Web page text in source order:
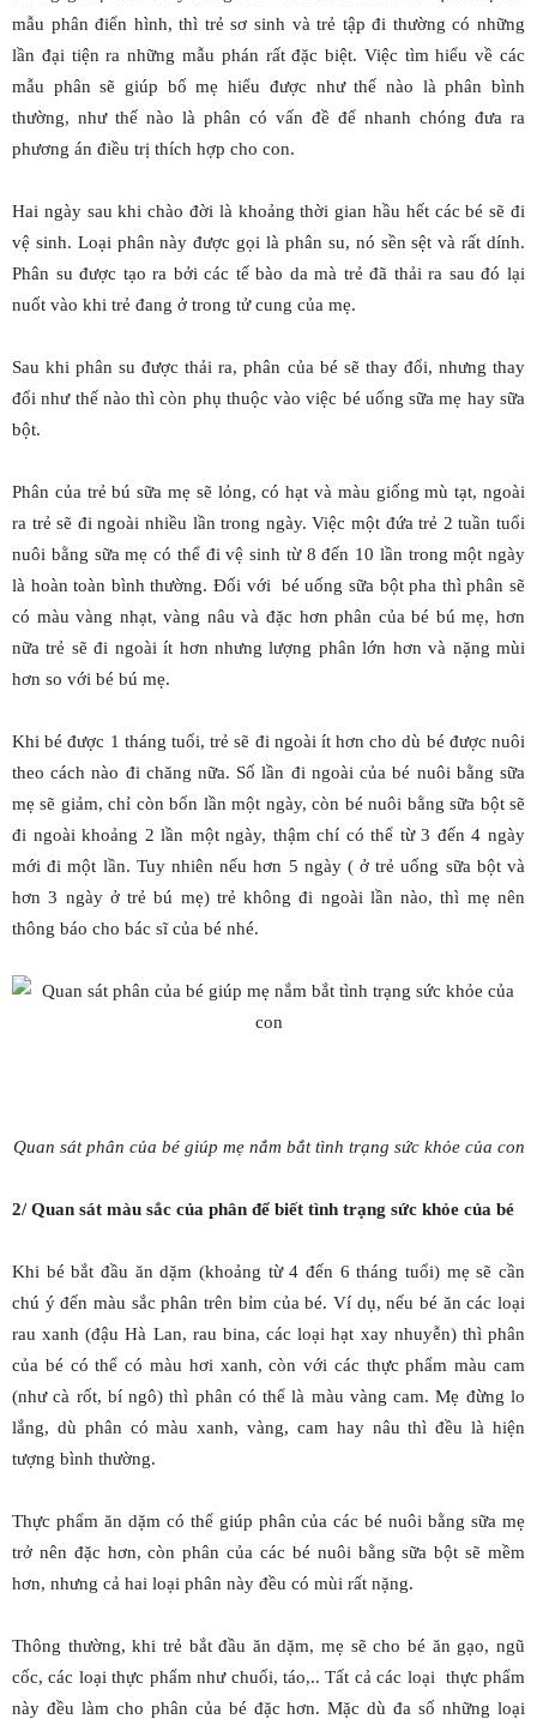
mẫu phân điển hình, thì trẻ sơ sinh và trẻ tập đi thường có những
lần đại tiện ra những mẫu phán rất đặc biệt. Việc tìm hiểu về các
mẫu phân sẽ giúp bố mẹ hiểu được như thế nào là phân bình
thường, như thế nào là phân có vấn đề để nhanh chóng đưa ra
phương án điều trị thích hợp cho con.
Hai ngày sau khi chào đời là khoảng thời gian hầu hết các bé sẽ đi
vệ sinh. Loại phân này được gọi là phân su, nó sền sệt và rất dính.
Phân su được tạo ra bởi các tế bào da mà trẻ đã thải ra sau đó lại
nuốt vào khi trẻ đang ở trong tử cung của mẹ.
Sau khi phân su được thải ra, phân của bé sẽ thay đổi, nhưng thay
đổi như thế nào thì còn phụ thuộc vào việc bé uống sữa mẹ hay sữa
bột.
Phân của trẻ bú sữa mẹ sẽ lỏng, có hạt và màu giống mù tạt, ngoài
ra trẻ sẽ đi ngoài nhiều lần trong ngày. Việc một đứa trẻ 2 tuần tuổi
nuôi bằng sữa mẹ có thể đi vệ sinh từ 8 đến 10 lần trong một ngày
là hoàn toàn bình thường. Đối với bé uống sữa bột pha thì phân sẽ
có màu vàng nhạt, vàng nâu và đặc hơn phân của bé bú mẹ, hơn
nữa trẻ sẽ đi ngoài ít hơn nhưng lượng phân lớn hơn và nặng mùi
hơn so với bé bú mẹ.
Khi bé được 1 tháng tuổi, trẻ sẽ đi ngoài ít hơn cho dù bé được nuôi
theo cách nào đi chăng nữa. Số lần đi ngoài của bé nuôi bằng sữa
mẹ sẽ giảm, chỉ còn bốn lần một ngày, còn bé nuôi bằng sữa bột sẽ
đi ngoài khoảng 2 lần một ngày, thậm chí có thể từ 3 đến 4 ngày
mới đi một lần. Tuy nhiên nếu hơn 5 ngày ( ở trẻ uống sữa bột và
hơn 3 ngày ở trẻ bú mẹ) trẻ không đi ngoài lần nào, thì mẹ nên
thông báo cho bác sĩ của bé nhé.
Quan sát phân của bé giúp mẹ nắm bắt tình trạng sức khỏe của con
2/ Quan sát màu sắc của phân để biết tình trạng sức khỏe của bé
Khi bé bắt đầu ăn dặm (khoảng từ 4 đến 6 tháng tuổi) mẹ sẽ cần
chú ý đến màu sắc phân trên bỉm của bé. Ví dụ, nếu bé ăn các loại
rau xanh (đậu Hà Lan, rau bina, các loại hạt xay nhuyễn) thì phân
của bé có thể có màu hơi xanh, còn với các thực phẩm màu cam
(như cà rốt, bí ngô) thì phân có thể là màu vàng cam. Mẹ đừng lo
lắng, dù phân có màu xanh, vàng, cam hay nâu thì đều là hiện
tượng bình thường.
Thực phẩm ăn dặm có thể giúp phân của các bé nuôi bằng sữa mẹ
trở nên đặc hơn, còn phân của các bé nuôi bằng sữa bột sẽ mềm
hơn, nhưng cả hai loại phân này đều có mùi rất nặng.
Thông thường, khi trẻ bắt đầu ăn dặm, mẹ sẽ cho bé ăn gạo, ngũ
cốc, các loại thực phẩm như chuối, táo,.. Tất cả các loại thực phẩm
này đều làm cho phân của bé đặc hơn. Mặc dù đa số những loại